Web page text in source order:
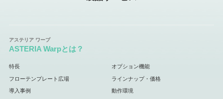
ASTERIA Warpとは？
特長 オプション機能
フローテンプレート広場 ラインナップ・価格
導入事例 動作環境